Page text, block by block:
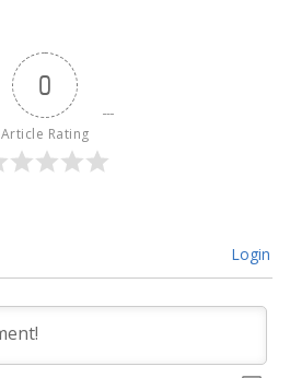
0
Article Rating
Login